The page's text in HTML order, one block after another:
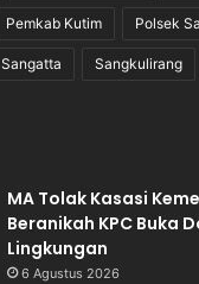
Pemkab Kutim Polsek
Sangatta Sangkulirang
MA Tolak Kasasi
Beranikah KPC Buka
Lingkungan
6 Agustus 2026